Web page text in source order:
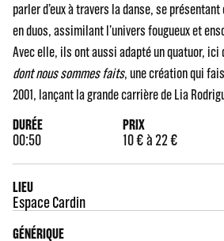
parler d’eux à travers la danse, se
en duos, assimilant l’univers fougueux et
Avec elle, ils ont aussi adapté un quatuor, ici
dont nous sommes faits, une création qui
2001, lançant la grande carrière de Lia
DURÉE
00:50
PRIX
10 € à 22 €
LIEU
Espace Cardin
GÉNÉRIQUE